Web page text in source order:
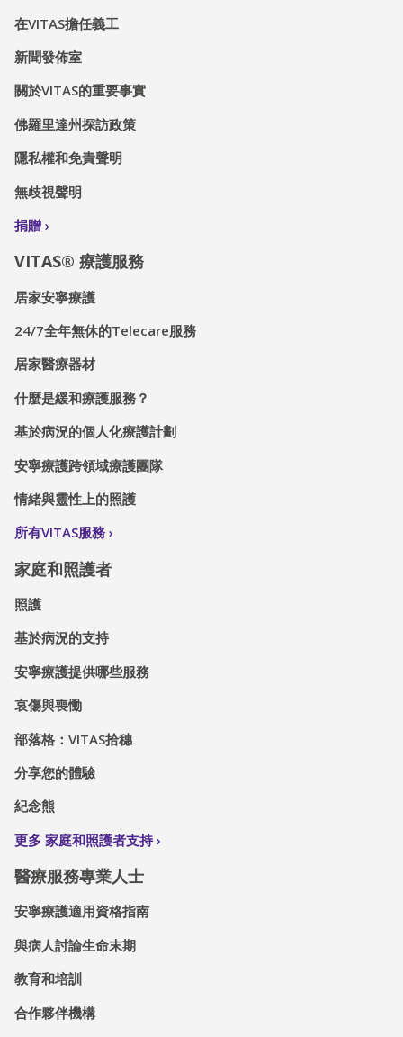
在VITAS擔任義工
新聞發佈室
關於VITAS的重要事實
佛羅里達州探訪政策
隱私權和免責聲明
無歧視聲明
捐贈
VITAS® 療護服務
居家安寧療護
24/7全年無休的Telecare服務
居家醫療器材
什麼是緩和療護服務？
基於病況的個人化療護計劃
安寧療護跨領域療護團隊
情緒與靈性上的照護
所有VITAS服務
家庭和照護者
照護
基於病況的支持
安寧療護提供哪些服務
哀傷與喪慟
部落格：VITAS拾穗
分享您的體驗
紀念熊
更多 家庭和照護者支持
醫療服務專業人士
安寧療護適用資格指南
與病人討論生命末期
教育和培訓
合作夥伴機構